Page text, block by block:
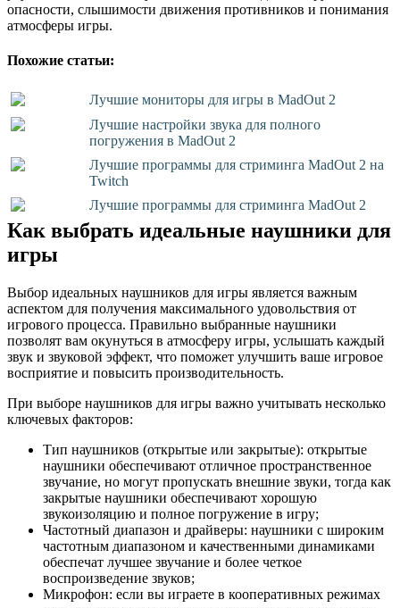
опасности, слышимости движения противников и понимания
атмосферы игры.
Похожие статьи:
Лучшие мониторы для игры в MadOut 2
Лучшие настройки звука для полного
погружения в MadOut 2
Лучшие программы для стриминга MadOut 2 на
Twitch
Лучшие программы для стриминга MadOut 2
Как выбрать идеальные наушники для
игры
Выбор идеальных наушников для игры является важным
аспектом для получения максимального удовольствия от
игрового процесса. Правильно выбранные наушники
позволят вам окунуться в атмосферу игры, услышать каждый
звук и звуковой эффект, что поможет улучшить ваше игровое
восприятие и повысить производительность.
При выборе наушников для игры важно учитывать несколько
ключевых факторов:
Тип наушников (открытые или закрытые): открытые
наушники обеспечивают отличное пространственное
звучание, но могут пропускать внешние звуки, тогда как
закрытые наушники обеспечивают хорошую
звукоизоляцию и полное погружение в игру;
Частотный диапазон и драйверы: наушники с широким
частотным диапазоном и качественными динамиками
обеспечат лучшее звучание и более четкое
воспроизведение звуков;
Микрофон: если вы играете в кооперативных режимах